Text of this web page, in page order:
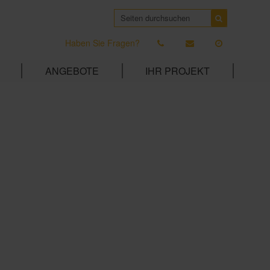
Haben Sie Fragen?
ANGEBOTE IHR PROJEKT